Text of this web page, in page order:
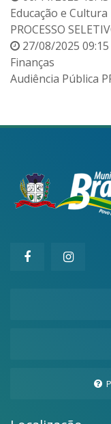
Educação e Cultura
PROCESSO
27/08/2025 09:15
Finanças
Audiência Pública